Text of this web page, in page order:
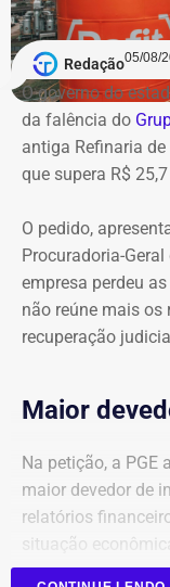
Redação05/08/
O governo do
da falência do
antiga Refinaria
que supera R$
O pedido,
Procuradoria-
empresa perdeu
não reúne mais os
recuperação
Maior
Na petição, a PGE
maior devedor de
relatórios
situação